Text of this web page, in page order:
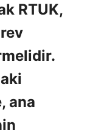
RTUK,
ana